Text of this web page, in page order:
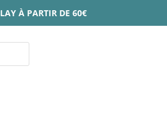
À PARTIR DE 60€